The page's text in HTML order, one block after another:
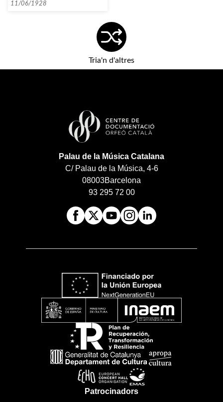
edició del llibre
11/06/1928
Tria'n d'altres
Palau de la Música Catalana
C/ Palau de la Música, 4-6
08003Barcelona
93 295 72 00
Patrocinadors